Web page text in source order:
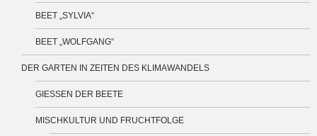
BEET „SYLVIA“
BEET „WOLFGANG“
DER GARTEN IN ZEITEN DES KLIMAWANDELS
GIESSEN DER BEETE
MISCHKULTUR UND FRUCHTFOLGE